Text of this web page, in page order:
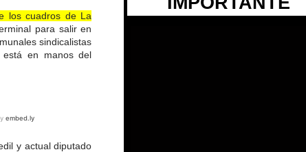
los cuadros de La
para salir en
sindicalistas
está en manos del
y actual diputado